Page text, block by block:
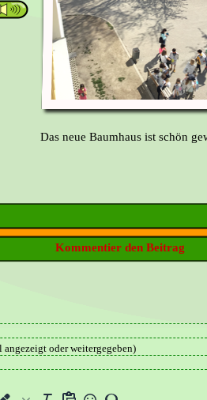
Das neue Baumhaus ist schön
Kommentier den Beitrag
oder weitergegeben)